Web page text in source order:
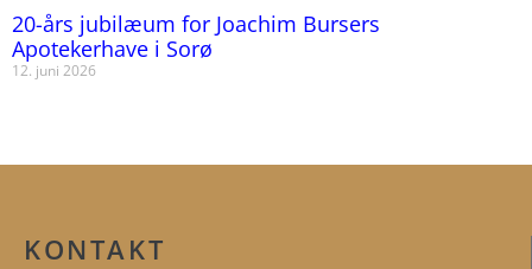
20-års jubilæum for Joachim Bursers
Apotekerhave i Sorø
12. juni 2026
KONTAKT